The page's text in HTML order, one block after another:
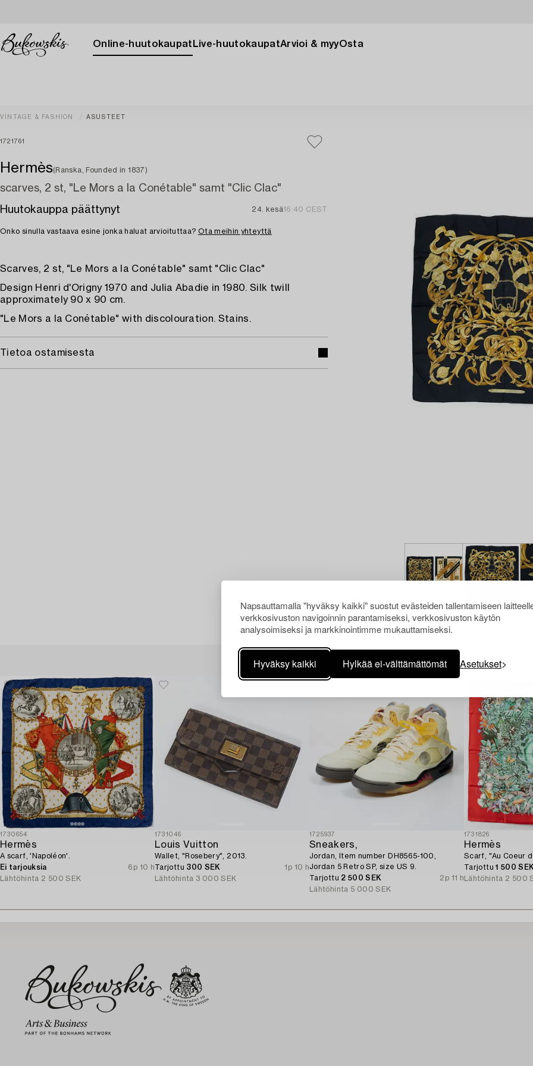
Napsauttamalla "hyväksy kaikki" suostut evästeiden tallentamiseen
verkkosivuston navigoinnin parantamiseksi, verkkosivuston käytön
analysoimiseksi ja markkinointimme mukauttamiseksi.
Hyväksy kaikki Hylkää ei-välttämättömät Asetukset
Online-huutokaupat Live-huutokaupatArvioi & myyOsta
VINTAGE & FASHION ASUSTEET
1721761
Hermès(Ranska, Founded in 1837)
scarves, 2 st, "Le Mors a la Conétable" samt "Clic Clac"
Huutokauppa päättynyt
24. kesä16:40 CEST
Onko sinulla vastaava esine jonka haluat arvioituttaa? Ota meihin yhteyttä
Scarves, 2 st, "Le Mors a la Conétable" samt "Clic Clac"
Design Henri d'Origny 1970 and Julia Abadie in 1980. Silk twill
approximately 90 x 90 cm.
"Le Mors a la Conétable" with discolouration. Stains.
Tietoa ostamisesta
Muiden katsomia kohteita
1730654
Hermès
A scarf, 'Napoléon'.
Ei tarjouksia
6p 10 h
Lähtöhinta 2 500 SEK
1731046
Louis Vuitton
Wallet, "Rosebery", 2013.
Tarjottu 300 SEK
1p 10 h
Lähtöhinta 3 000 SEK
1725937
Sneakers,
Jordan, Item number DH8565-100,
Jordan 5 Retro SP, size US 9.
Tarjottu 2 500 SEK
2p 11 h
Lähtöhinta 5 000 SEK
1731826
Hermès
Scarf, "Au Coeur
Tarjottu1 500
Lähtöhinta 2 500